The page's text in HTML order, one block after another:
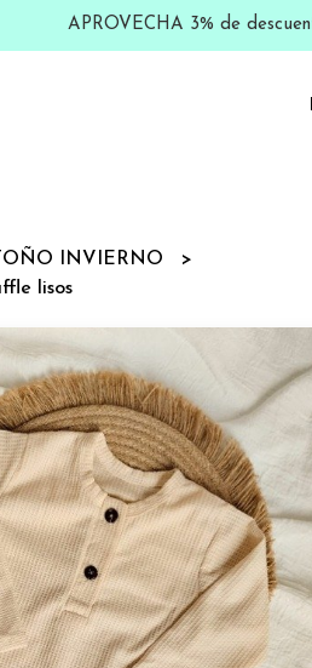
APROVECHA 3% de
INVIERNO
lisos